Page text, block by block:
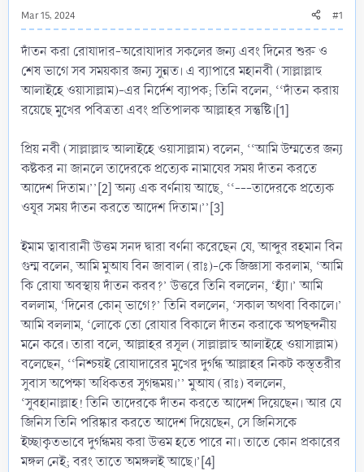
Mar 15, 2024 #1
দাঁতন করা রোযাদার-অরোযাদার সকলের জন্য এবং দিনের শুরু ও
শেষ ভাগে সব সময়কার জন্য সুন্নত। এ ব্যাপারে মহানবী (সাল্লাল্লাহু
আলাইহে ওয়াসাল্লাম)-এর নির্দেশ ব্যাপক; তিনি বলেন, ‘‘দাঁতন করায়
রয়েছে মুখের পবিত্রতা এবং প্রতিপালক আল্লাহর সন্তুষ্টি।[1]
প্রিয় নবী (সাল্লাল্লাহু আলাইহে ওয়াসাল্লাম) বলেন, ‘‘আমি উম্মতের জন্য
কষ্টকর না জানলে তাদেরকে প্রত্যেক নামাযের সময় দাঁতন করতে
আদেশ দিতাম।’’[2] অন্য এক বর্ণনায় আছে, ‘‘---তাদেরকে প্রত্যেক
ওযূর সময় দাঁতন করতে আদেশ দিতাম।’’[3]
ইমাম ত্বাবারানী উত্তম সনদ দ্বারা বর্ণনা করেছেন যে, আব্দুর রহমান বিন
গুন্ম বলেন, আমি মুআয বিন জাবাল (রাঃ)-কে জিজ্ঞাসা করলাম, ‘আমি
কি রোযা অবস্থায় দাঁতন করব?’ উত্তরে তিনি বললেন, ‘হ্যাঁ।’ আমি
বললাম, ‘দিনের কোন্ ভাগে?’ তিনি বললেন, ‘সকাল অথবা বিকালে।’
আমি বললাম, ‘লোকে তো রোযার বিকালে দাঁতন করাকে অপছন্দনীয়
মনে করে। তারা বলে, আল্লাহর রসূল (সাল্লাল্লাহু আলাইহে ওয়াসাল্লাম)
বলেছেন, ‘‘নিশ্চয়ই রোযাদারের মুখের দুর্গন্ধ আল্লাহর নিকট কস্ত্তরীর
সুবাস অপেক্ষা অধিকতর সুগন্ধময়।’’ মুআয (রাঃ) বললেন,
‘সুবহানাল্লাহ! তিনি তাদেরকে দাঁতন করতে আদেশ দিয়েছেন। আর যে
জিনিস তিনি পরিষ্কার করতে আদেশ দিয়েছেন, সে জিনিসকে
ইচ্ছাকৃতভাবে দুর্গন্ধময় করা উত্তম হতে পারে না। তাতে কোন প্রকারের
মঙ্গল নেই; বরং তাতে অমঙ্গলই আছে।’[4]